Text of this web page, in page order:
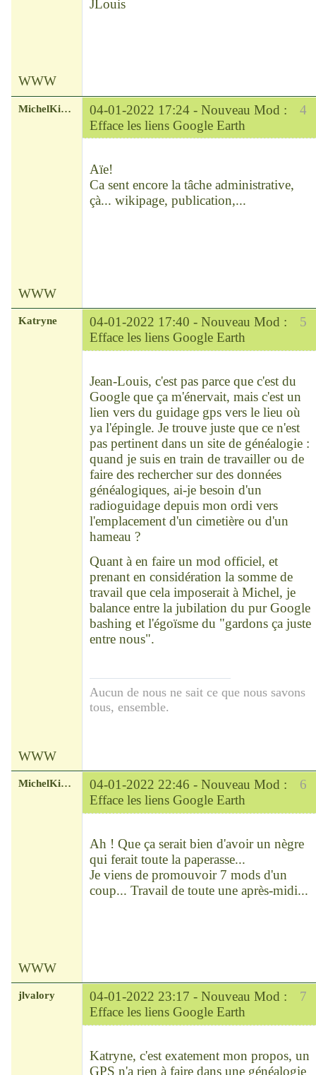
JLouis
WWW
4
MichelKirsch 04-01-2022 17:24 - Nouveau Mod :
Efface les liens Google Earth
Aïe!
Ca sent encore la tâche administrative,
çà... wikipage, publication,...
WWW
5
Katryne 04-01-2022 17:40 - Nouveau Mod :
Efface les liens Google Earth
Jean-Louis, c'est pas parce que c'est du
Google que ça m'énervait, mais c'est un
lien vers du guidage gps vers le lieu où
ya l'épingle. Je trouve juste que ce n'est
pas pertinent dans un site de généalogie :
quand je suis en train de travailler ou de
faire des rechercher sur des données
généalogiques, ai-je besoin d'un
radioguidage depuis mon ordi vers
l'emplacement d'un cimetière ou d'un
hameau ?
Quant à en faire un mod officiel, et
prenant en considération la somme de
travail que cela imposerait à Michel, je
balance entre la jubilation du pur Google
bashing et l'égoïsme du "gardons ça juste
entre nous".
Aucun de nous ne sait ce que nous savons
tous, ensemble.
WWW
6
MichelKirsch 04-01-2022 22:46 - Nouveau Mod :
Efface les liens Google Earth
Ah ! Que ça serait bien d'avoir un nègre
qui ferait toute la paperasse...
Je viens de promouvoir 7 mods d'un
coup... Travail de toute une après-midi...
WWW
7
jlvalory 04-01-2022 23:17 - Nouveau Mod :
Efface les liens Google Earth
Katryne, c'est exatement mon propos, un
GPS n'a rien à faire dans une généalogie